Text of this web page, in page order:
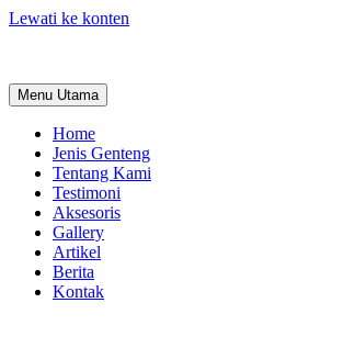
Lewati ke konten
Menu Utama
Home
Jenis Genteng
Tentang Kami
Testimoni
Aksesoris
Gallery
Artikel
Berita
Kontak